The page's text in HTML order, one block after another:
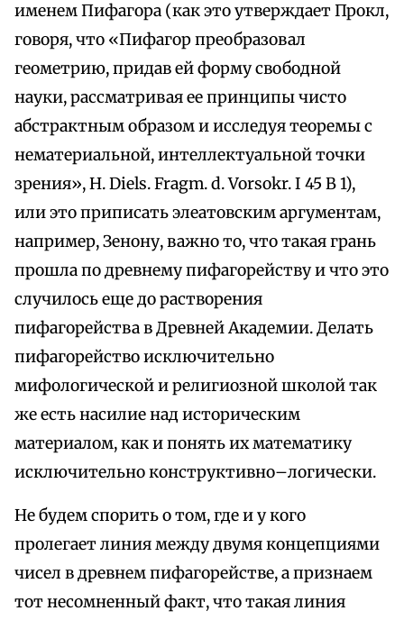
именем Пифагора (как это утверждает Прокл,
говоря, что «Пифагор преобразовал
геометрию, придав ей форму свободной
науки, рассматривая ее принципы чисто
абстрактным образом и исследуя теоремы с
нематериальной, интеллектуальной точки
зрения», Н. Diels. Fragm. d. Vorsokr. I 45 В 1),
или это приписать элеатовским аргументам,
например, Зенону, важно то, что такая грань
прошла по древнему пифагорейству и что это
случилось еще до растворения
пифагорейства в Древней Академии. Делать
пифагорейство исключительно
мифологической и религиозной школой так
же есть насилие над историческим
материалом, как и понять их математику
исключительно конструктивно–логически.
Не будем спорить о том, где и у кого
пролегает линия между двумя концепциями
чисел в древнем пифагорействе, а признаем
тот несомненный факт, что такая линия